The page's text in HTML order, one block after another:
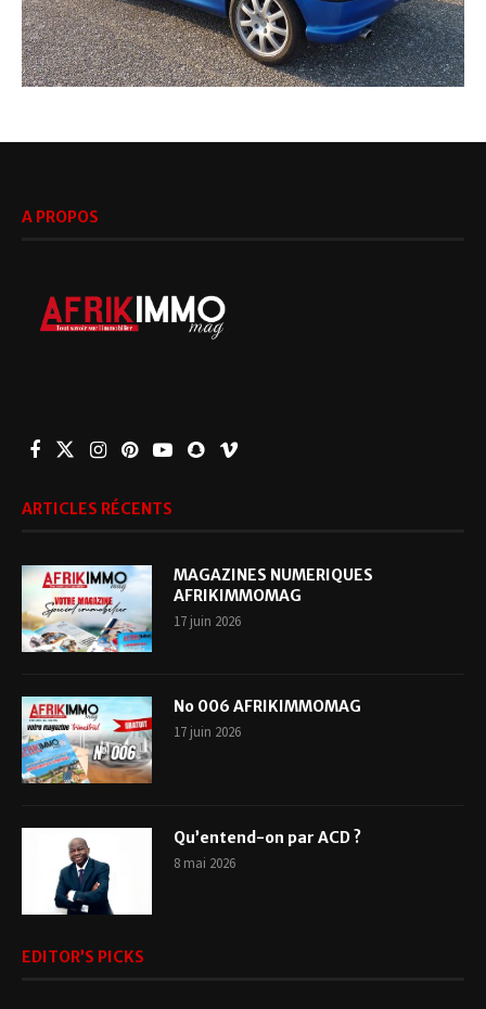
A PROPOS
ARTICLES RÉCENTS
MAGAZINES NUMERIQUES
AFRIKIMMOMAG
17 juin 2026
No 006 AFRIKIMMOMAG
17 juin 2026
Qu’entend-on par ACD ?
8 mai 2026
EDITOR’S PICKS